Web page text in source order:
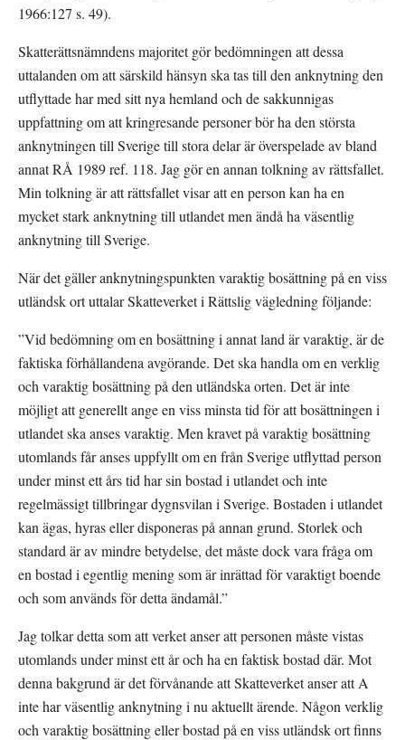
1966:127 s. 49).
Skatterättsnämndens majoritet gör bedömningen att dessa
uttalanden om att särskild hänsyn ska tas till den anknytning den
utflyttade har med sitt nya hemland och de sakkunnigas
uppfattning om att kringresande personer bör ha den största
anknytningen till Sverige till stora delar är överspelade av bland
annat RÅ 1989 ref. 118. Jag gör en annan tolkning av rättsfallet.
Min tolkning är att rättsfallet visar att en person kan ha en
mycket stark anknytning till utlandet men ändå ha väsentlig
anknytning till Sverige.
När det gäller anknytningspunkten varaktig bosättning på en viss
utländsk ort uttalar Skatteverket i Rättslig vägledning följande:
”Vid bedömning om en bosättning i annat land är varaktig, är de
faktiska förhållandena avgörande. Det ska handla om en verklig
och varaktig bosättning på den utländska orten. Det är inte
möjligt att generellt ange en viss minsta tid för att bosättningen i
utlandet ska anses varaktig. Men kravet på varaktig bosättning
utomlands får anses uppfyllt om en från Sverige utflyttad person
under minst ett års tid har sin bostad i utlandet och inte
regelmässigt tillbringar dygnsvilan i Sverige. Bostaden i utlandet
kan ägas, hyras eller disponeras på annan grund. Storlek och
standard är av mindre betydelse, det måste dock vara fråga om
en bostad i egentlig mening som är inrättad för varaktigt boende
och som används för detta ändamål.”
Jag tolkar detta som att verket anser att personen måste vistas
utomlands under minst ett år och ha en faktisk bostad där. Mot
denna bakgrund är det förvånande att Skatteverket anser att A
inte har väsentlig anknytning i nu aktuellt ärende. Någon verklig
och varaktig bosättning eller bostad på en viss utländsk ort finns